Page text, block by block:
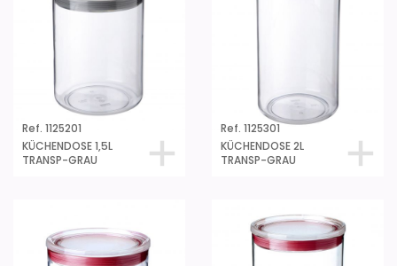
Ref. 1125201
KÜCHENDOSE 1,5L
TRANSP-GRAU
Ref. 1125301
KÜCHENDOSE 2L
TRANSP-GRAU